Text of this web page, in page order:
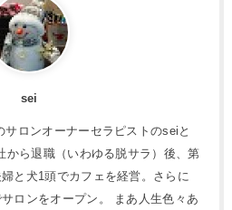
sei
ロンオーナーセラピストのseiと
から退職（いわゆる脱サラ）後、第
と犬1頭でカフェを経営。さらに
ロンをオープン。 まあ人生色々あ